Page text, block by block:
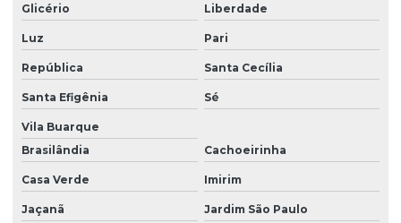
Glicério Liberdade
Luz Pari
República Santa Cecília
Santa Efigênia Sé
Vila Buarque
Brasilândia
Cachoeirinha
Casa Verde Imirim
Jaçanã Jardim São Paulo